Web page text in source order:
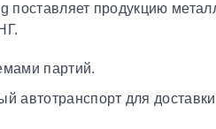
поставляет продукцию
партий.
автотранспорт для